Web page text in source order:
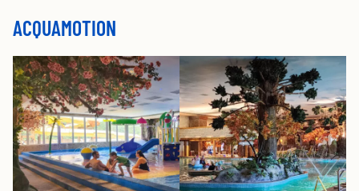
ACQUAMOTION